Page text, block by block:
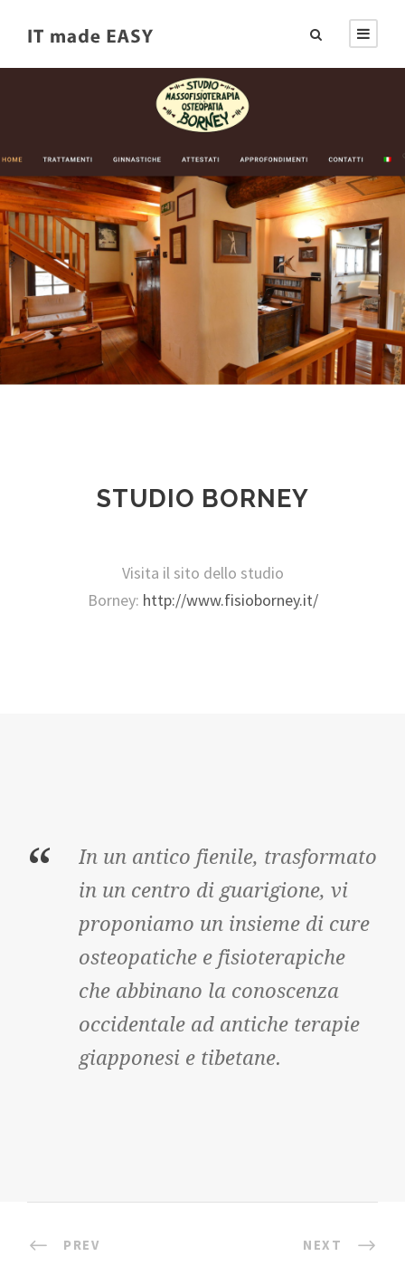
STUDIO BORNEY
Visita il sito dello studio
Borney: http://www.fisioborney.it/
“
In un antico fienile, trasformato
in un centro di guarigione, vi
proponiamo un insieme di cure
osteopatiche e fisioterapiche
che abbinano la conoscenza
occidentale ad antiche terapie
giapponesi e tibetane.
PREV NEXT